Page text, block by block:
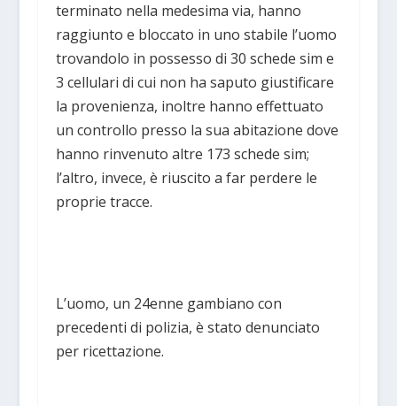
terminato nella medesima via, hanno
raggiunto e bloccato in uno stabile l’uomo
trovandolo in possesso di 30 schede sim e
3 cellulari di cui non ha saputo giustificare
la provenienza, inoltre hanno effettuato
un controllo presso la sua abitazione dove
hanno rinvenuto altre 173 schede sim;
l’altro, invece, è riuscito a far perdere le
proprie tracce.
L’uomo, un 24enne gambiano con
precedenti di polizia, è stato denunciato
per ricettazione.